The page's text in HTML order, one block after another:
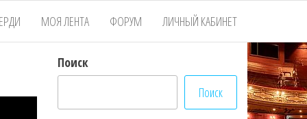
МОЯ ЛЕНТА ФОРУМ ЛИЧНЫЙ КАБИНЕТ
Поиск
Поиск